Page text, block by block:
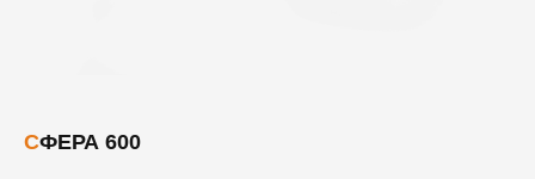
СФЕРА 600